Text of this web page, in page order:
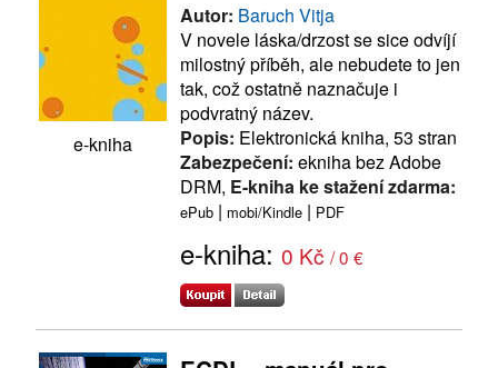
e-kniha
Autor: Baruch Vitja
V novele láska/drzost se sice odvíjí
milostný příběh, ale nebudete to jen
tak, což ostatně naznačuje i
podvratný název.
Popis: Elektronická kniha, 53 stran
Zabezpečení: ekniha bez Adobe
DRM, E-kniha ke stažení zdarma:
ePub | mobi/Kindle | PDF
e-kniha: 0 Kč / 0 €